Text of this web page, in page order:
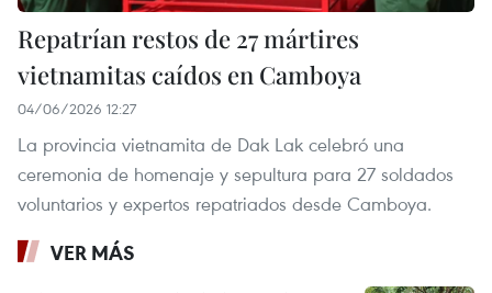
Repatrían restos de 27 mártires
vietnamitas caídos en Camboya
04/06/2026 12:27
La provincia vietnamita de Dak Lak celebró una
ceremonia de homenaje y sepultura para 27 soldados
voluntarios y expertos repatriados desde Camboya.
VER MÁS